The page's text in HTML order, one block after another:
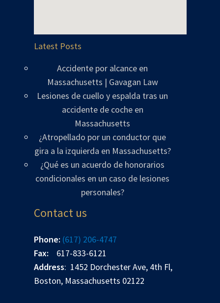
Latest Posts
Accidente por alcance en
Massachusetts | Gavagan Law
Lesiones de cuello y espalda tras un
accidente de coche en
Massachusetts
¿Atropellado por un conductor que
gira a la izquierda en Massachusetts?
¿Qué es un acuerdo de honorarios
condicionales en un caso de lesiones
personales?
Contact us
Phone: (617) 206-4747
Fax: 617-833-6121
Address: 1452 Dorchester Ave, 4th Fl,
Boston, Massachusetts 02122